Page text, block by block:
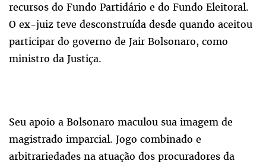
recursos do Fundo Partidário e do Fundo Eleitoral.
O ex-juiz teve desconstruída desde quando aceitou
participar do governo de Jair Bolsonaro, como
ministro da Justiça.
Seu apoio a Bolsonaro maculou sua imagem de
magistrado imparcial. Jogo combinado e
arbitrariedades na atuação dos procuradores da